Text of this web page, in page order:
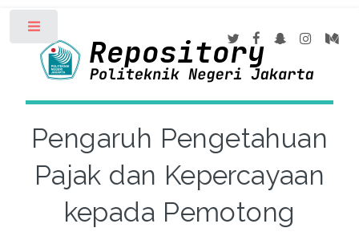
Pengaruh Pengetahuan
Pajak dan Kepercayaan
kepada Pemotong